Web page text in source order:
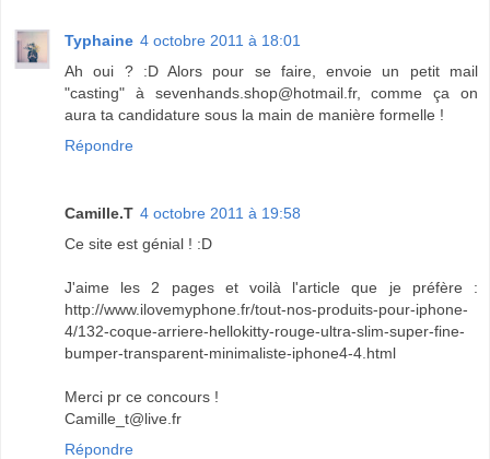
Typhaine 4 octobre 2011 à 18:01
Ah oui ? :D Alors pour se faire, envoie un petit mail
"casting" à sevenhands.shop@hotmail.fr, comme ça on
aura ta candidature sous la main de manière formelle !
Répondre
Camille.T 4 octobre 2011 à 19:58
Ce site est génial ! :D
J'aime les 2 pages et voilà l'article que je préfère :
http://www.ilovemyphone.fr/tout-nos-produits-pour-iphone-
4/132-coque-arriere-hellokitty-rouge-ultra-slim-super-fine-
bumper-transparent-minimaliste-iphone4-4.html
Merci pr ce concours !
Camille_t@live.fr
Répondre